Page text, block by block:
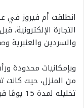
والسردين والعنبرية
من المنزل، حيث
تخليله لمدة 15 يومًا قبل بيعه للعملاء.